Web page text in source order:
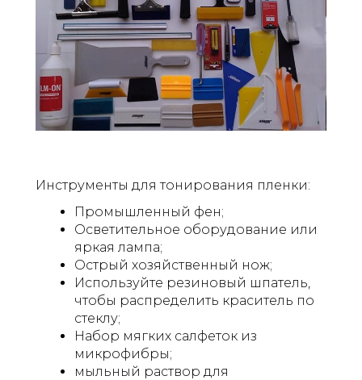
Инструменты для тонирования пленки:
Промышленный фен;
Осветительное оборудование или
яркая лампа;
Острый хозяйственный нож;
Используйте резиновый шпатель,
чтобы распределить краситель по
стеклу;
Набор мягких салфеток из
микрофибры;
мыльный раствор для